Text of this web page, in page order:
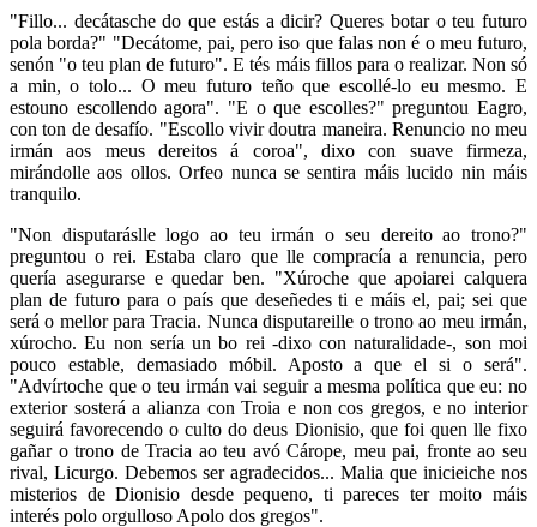
"Fillo... decátasche do que estás a dicir? Queres botar o teu futuro
pola borda?" "Decátome, pai, pero iso que falas non é o meu futuro,
senón "o teu plan de futuro". E tés máis fillos para o realizar. Non só
a min, o tolo... O meu futuro teño que escollé-lo eu mesmo. E
estouno escollendo agora". "E o que escolles?" preguntou Eagro,
con ton de desafío. "Escollo vivir doutra maneira. Renuncio no meu
irmán aos meus dereitos á coroa", dixo con suave firmeza,
mirándolle aos ollos. Orfeo nunca se sentira máis lucido nin máis
tranquilo.
"Non disputaráslle logo ao teu irmán o seu dereito ao trono?"
preguntou o rei. Estaba claro que lle compracía a renuncia, pero
quería asegurarse e quedar ben. "Xúroche que apoiarei calquera
plan de futuro para o país que deseñedes ti e máis el, pai; sei que
será o mellor para Tracia. Nunca disputareille o trono ao meu irmán,
xúrocho. Eu non sería un bo rei -dixo con naturalidade-, son moi
pouco estable, demasiado móbil. Aposto a que el si o será".
"Advírtoche que o teu irmán vai seguir a mesma política que eu: no
exterior sosterá a alianza con Troia e non cos gregos, e no interior
seguirá favorecendo o culto do deus Dionisio, que foi quen lle fixo
gañar o trono de Tracia ao teu avó Cárope, meu pai, fronte ao seu
rival, Licurgo. Debemos ser agradecidos... Malia que inicieiche nos
misterios de Dionisio desde pequeno, ti pareces ter moito máis
interés polo orgulloso Apolo dos gregos".